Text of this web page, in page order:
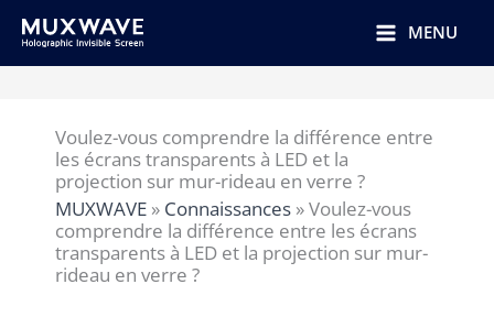
MENU
Voulez-vous comprendre la différence entre
les écrans transparents à LED et la
projection sur mur-rideau en verre ?
MUXWAVE » Connaissances »Voulez-vous
comprendre la différence entre les écrans
transparents à LED et la projection sur mur-
rideau en verre ?